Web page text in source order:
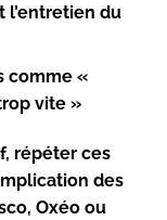
l’entretien du
comme «
vite »
répéter ces
des
Oxéo ou